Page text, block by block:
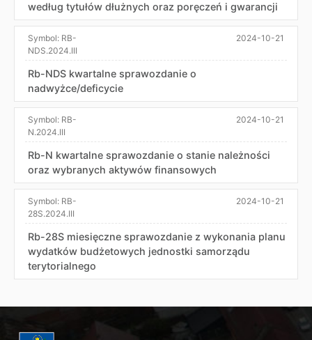
według tytułów dłużnych oraz poręczeń i gwarancji
Symbol: RB-
NDS.2024.III
2024-10-21
Rb-NDS kwartalne sprawozdanie o
nadwyżce/deficycie
Symbol: RB-
N.2024.III
2024-10-21
Rb-N kwartalne sprawozdanie o stanie należności
oraz wybranych aktywów finansowych
Symbol: RB-
28S.2024.III
2024-10-21
Rb-28S miesięczne sprawozdanie z wykonania planu
wydatków budżetowych jednostki samorządu
terytorialnego